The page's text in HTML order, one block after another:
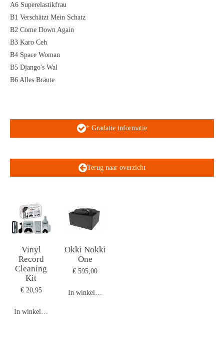
A6 Superelastikfrau
B1 Verschätzt Mein Schatz
B2 Come Down Again
B3 Karo Ceh
B4 Space Woman
B5 Django's Wal
B6 Alles Bräute
* Gradatie informatie
Terug naar overzicht
Vinyl
Record
Cleaning
Kit
€ 20,95
In winkelwagen
Okki Nokki
One
€ 595,00
In winkelwagen